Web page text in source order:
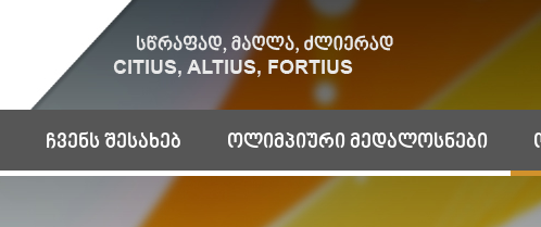
ჩვენს შესახებ ოლიმპიური მედალოსნები